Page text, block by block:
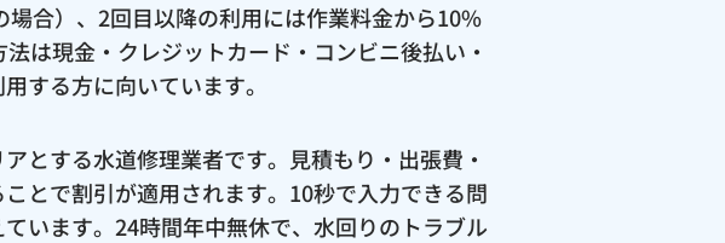
合）、2回目以降の利用には作業料金から10%
は現金・クレジットカード・コンビニ後払い・
する方に向いています。
とする水道修理業者です。見積もり・出張費・
とで割引が適用されます。10秒で入力できる問
います。24時間年中無休で、水回りのトラブル